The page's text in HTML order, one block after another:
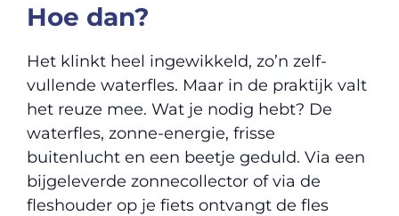
Hoe dan?
Het klinkt heel ingewikkeld, zo’n zelf-
vullende waterfles. Maar in de praktijk valt
het reuze mee. Wat je nodig hebt? De
waterfles, zonne-energie, frisse
buitenlucht en een beetje geduld. Via een
bijgeleverde zonnecollector of via de
fleshouder op je fiets ontvangt de fles